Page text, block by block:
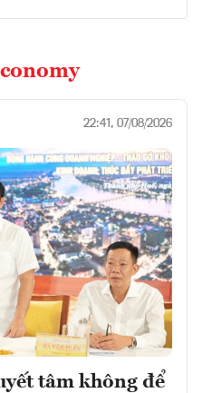
22:41, 07/08/2026
tâm không để